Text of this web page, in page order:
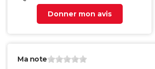
Donner mon avis
Ma note